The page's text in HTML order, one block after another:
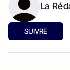
La
SUIVRE